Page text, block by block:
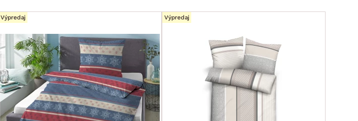
Výpredaj Výpredaj